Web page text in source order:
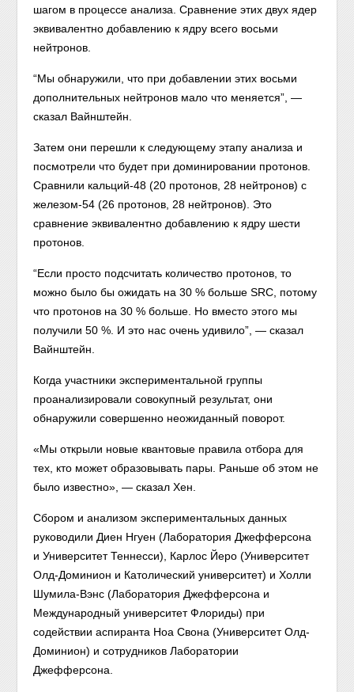
шагом в процессе анализа. Сравнение этих двух ядер
эквивалентно добавлению к ядру всего восьми
нейтронов.
“Мы обнаружили, что при добавлении этих восьми
дополнительных нейтронов мало что меняется”, —
сказал Вайнштейн.
Затем они перешли к следующему этапу анализа и
посмотрели что будет при доминировании протонов.
Сравнили кальций-48 (20 протонов, 28 нейтронов) с
железом-54 (26 протонов, 28 нейтронов). Это
сравнение эквивалентно добавлению к ядру шести
протонов.
“Если просто подсчитать количество протонов, то
можно было бы ожидать на 30 % больше SRC, потому
что протонов на 30 % больше. Но вместо этого мы
получили 50 %. И это нас очень удивило”, — сказал
Вайнштейн.
Когда участники экспериментальной группы
проанализировали совокупный результат, они
обнаружили совершенно неожиданный поворот.
«Мы открыли новые квантовые правила отбора для
тех, кто может образовывать пары. Раньше об этом не
было известно», — сказал Хен.
Сбором и анализом экспериментальных данных
руководили Диен Нгуен (Лаборатория Джефферсона
и Университет Теннесси), Карлос Йеро (Университет
Олд-Доминион и Католический университет) и Холли
Шумила-Вэнс (Лаборатория Джефферсона и
Международный университет Флориды) при
содействии аспиранта Ноа Свона (Университет Олд-
Доминион) и сотрудников Лаборатории
Джефферсона.